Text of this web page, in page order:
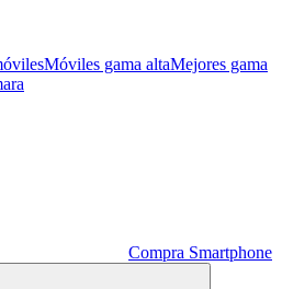
Móviles gama altaMejores gama
Compra Smartphone